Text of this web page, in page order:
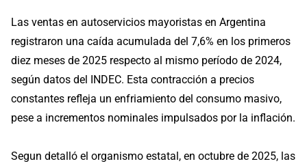
Las ventas en autoservicios mayoristas en Argentina
registraron una caída acumulada del 7,6% en los primeros
diez meses de 2025 respecto al mismo período de 2024,
según datos del INDEC. Esta contracción a precios
constantes refleja un enfriamiento del consumo masivo,
pese a incrementos nominales impulsados por la inflación.
Segun detalló el organismo estatal, en octubre de 2025, las